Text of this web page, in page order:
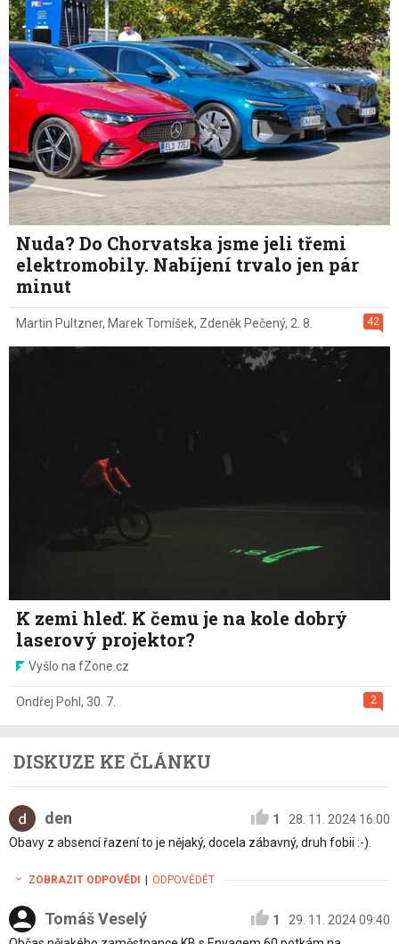
Nuda? Do Chorvatska jsme jeli třemi
elektromobily. Nabíjení trvalo jen pár
minut
42
Martin Pultzner, Marek Tomíšek, Zdeněk Pečený, 2. 8.
K zemi hleď. K čemu je na kole dobrý
laserový projektor?
Vyšlo na fZone.cz
2
Ondřej Pohl , 30. 7.
DISKUZE KE ČLÁNKU
den 1
28. 11. 2024 16:00
Obavy z absencí řazení to je nějaký, docela zábavný, druh fobii :-).
ZOBRAZIT ODPOVĚDI ODPOVĚDĚT
Tomáš Veselý 1
29. 11. 2024 09:40